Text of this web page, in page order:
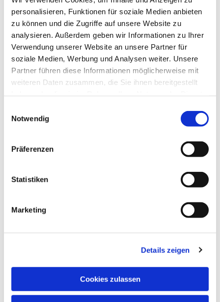
personalisieren, Funktionen für soziale Medien anbieten
zu können und die Zugriffe auf unsere Website zu
analysieren. Außerdem geben wir Informationen zu Ihrer
Verwendung unserer Website an unsere Partner für
soziale Medien, Werbung und Analysen weiter. Unsere
Partner führen diese Informationen möglicherweise mit
weiteren Daten zusammen, die Sie ihnen bereitgestellt
Notwendig
Präferenzen
Statistiken
Marketing
Details zeigen
Cookies zulassen
Formular zur Anmeldung einer
Hier können Sie Ihre Daten und Informationen
anhängen.